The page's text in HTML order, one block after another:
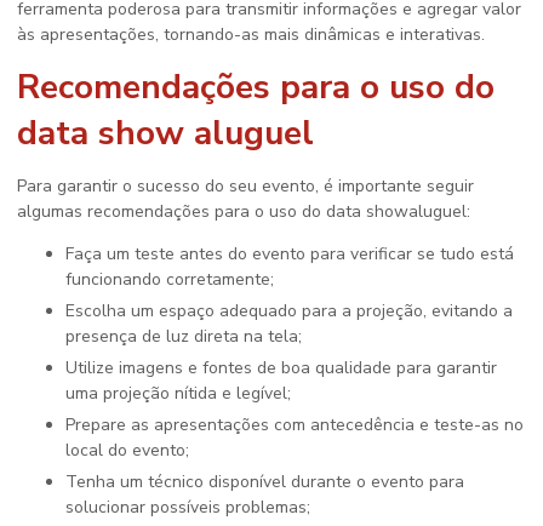
ferramenta poderosa para transmitir informações e agregar valor
às apresentações, tornando-as mais dinâmicas e interativas.
Recomendações para o uso do
data show aluguel
Para garantir o sucesso do seu evento, é importante seguir
algumas recomendações para o uso do data showaluguel:
Faça um teste antes do evento para verificar se tudo está
funcionando corretamente;
Escolha um espaço adequado para a projeção, evitando a
presença de luz direta na tela;
Utilize imagens e fontes de boa qualidade para garantir
uma projeção nítida e legível;
Prepare as apresentações com antecedência e teste-as no
local do evento;
Tenha um técnico disponível durante o evento para
solucionar possíveis problemas;